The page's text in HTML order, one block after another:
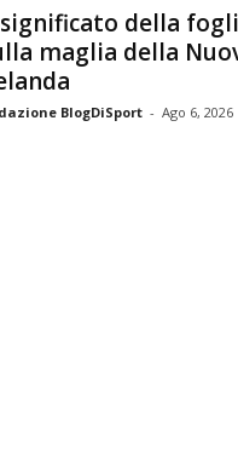
della
maglia della
BlogDiSport - Ago 6, 2026